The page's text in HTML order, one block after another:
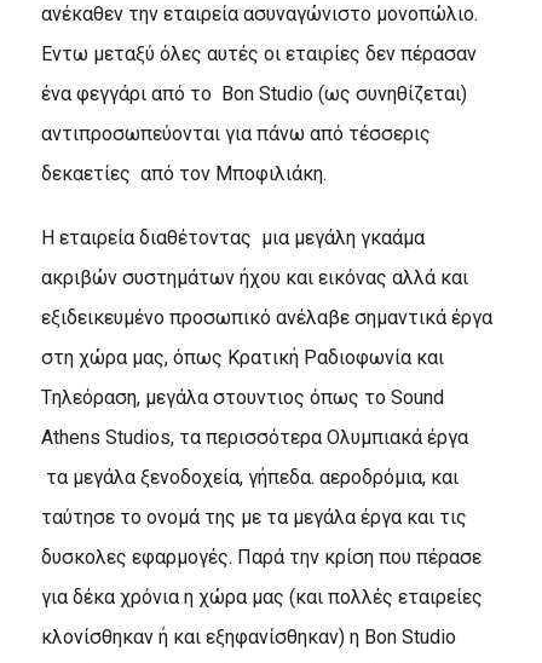
ανέκαθεν την εταιρεία ασυναγώνιστο μονοπώλιο.
Eντω μεταξύ όλες αυτές οι εταιρίες δεν πέρασαν
ένα φεγγάρι από το Bon Studio (ως συνηθίζεται)
αντιπροσωπεύονται για πάνω από τέσσερις
δεκαετίες από τον Mποφιλιάκη.
H εταιρεία διαθέτοντας μια μεγάλη γκαάμα
ακριβών συστημάτων ήχου και εικόνας αλλά και
εξιδεικευμένο προσωπικό ανέλαβε σημαντικά έργα
στη χώρα μας, όπως Kρατική Pαδιοφωνία και
Tηλεόραση, μεγάλα στουντιος όπως το Sound
Athens Studios, τα περισσότερα Ολυμπιακά έργα
τα μεγάλα ξενοδοχεία, γήπεδα. αεροδρόμια, και
ταύτησε το ονομά της με τα μεγάλα έργα και τις
δυσκολες εφαρμογές. Παρά την κρίση που πέρασε
για δέκα χρόνια η χώρα μας (και πολλές εταιρείες
κλονίσθηκαν ή και εξηφανίσθηκαν) η Bon Studio